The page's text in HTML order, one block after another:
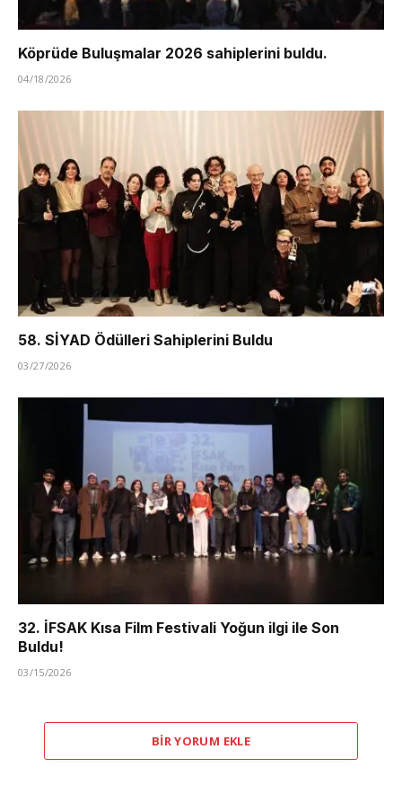
Köprüde Buluşmalar 2026 sahiplerini buldu.
04/18/2026
58. SİYAD Ödülleri Sahiplerini Buldu
03/27/2026
32. İFSAK Kısa Film Festivali Yoğun ilgi ile Son
Buldu!
03/15/2026
BIR YORUM EKLE